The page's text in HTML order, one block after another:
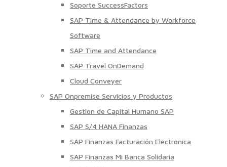
Soporte SuccessFactors
SAP Time & Attendance by Workforce
Software
SAP Time and Attendance
SAP Travel OnDemand
Cloud Conveyer
SAP Onpremise Servicios y Productos
Gestión de Capital Humano SAP
SAP S/4 HANA Finanzas
SAP Finanzas Facturación Electronica
SAP Finanzas Mi Banca Solidaria